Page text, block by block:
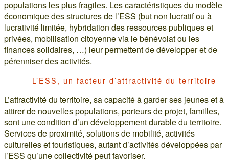
populations les plus fragiles. Les caractéristiques du modèle
économique des structures de l’ESS (but non lucratif ou à
lucrativité limitée, hybridation des ressources publiques et
privées, mobilisation citoyenne via le bénévolat ou les
finances solidaires, …) leur permettent de développer et de
pérenniser des activités.
L’ESS, un facteur d’attractivité du territoire
L’attractivité du territoire, sa capacité à garder ses jeunes et à
attirer de nouvelles populations, porteurs de projet, familles,
sont une condition d’un développement durable du territoire.
Services de proximité, solutions de mobilité, activités
culturelles et touristiques, autant d’activités développées par
l’ESS qu’une collectivité peut favoriser.